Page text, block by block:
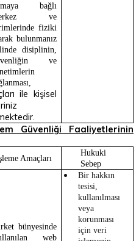
bağlı
ve
fiziki
bulunmanız
disiplinin,
ve
ile kişisel
Güvenliği Faaliyetlerinin
Amaçları
Hukuki
Sebep
bünyesinde
web
Bir hakkın
tesisi,
kullanılması
veya
korunması
için veri